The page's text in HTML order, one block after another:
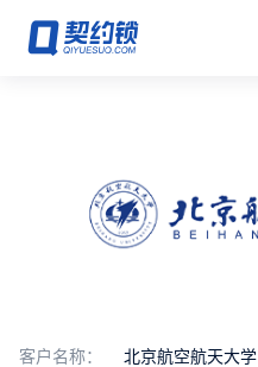
印章管控
客户名称： 北京航空航天大学